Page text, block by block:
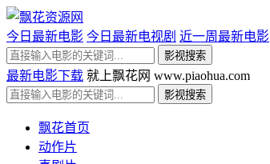
今日最新电影 今日最新电视剧 近一周最新电影
最新电影下载 就上飘花网 www.piaohua.com
飘花首页
动作片